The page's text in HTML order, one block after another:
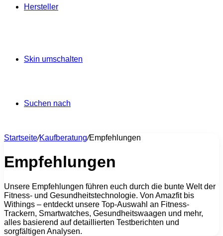
Hersteller
Skin umschalten
Suchen nach
Startseite/Kaufberatung/Empfehlungen
Empfehlungen
Unsere Empfehlungen führen euch durch die bunte Welt der
Fitness- und Gesundheitstechnologie. Von Amazfit bis
Withings – entdeckt unsere Top-Auswahl an Fitness-
Trackern, Smartwatches, Gesundheitswaagen und mehr,
alles basierend auf detaillierten Testberichten und
sorgfältigen Analysen.